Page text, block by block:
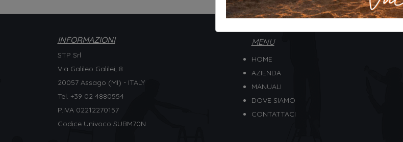
INFORMAZIONI
STP Srl
Via Galileo Galilei, 8
20057 Assago (MI) - ITALY
Tel. +39 02 4880554
P.IVA 02212270157
Codice Univoco SUBM70N
MENU
HOME
AZIENDA
MANUALI
DOVE SIAMO
CONTATTACI